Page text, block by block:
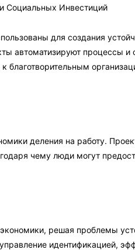
Социальных Инвестиций
для создания
автоматизируют процессы и
благотворительным
деления на работу.
чему люди могут
решая проблемы
идентификацией,